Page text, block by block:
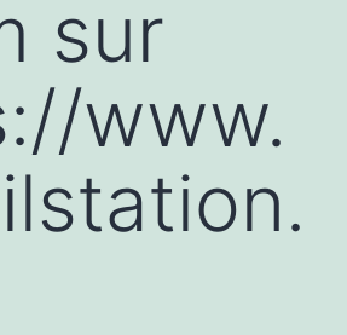
sur
www.